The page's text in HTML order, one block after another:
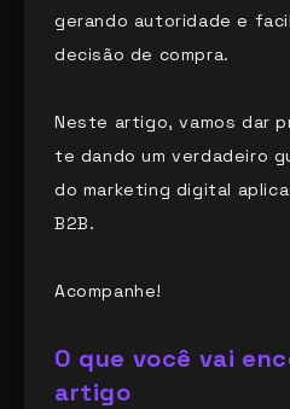
gerando autoridade e
decisão de compra.
Neste artigo, vamos dar
te dando um verdadeiro
do marketing digital
B2B.
Acompanhe!
O que você vai
artigo